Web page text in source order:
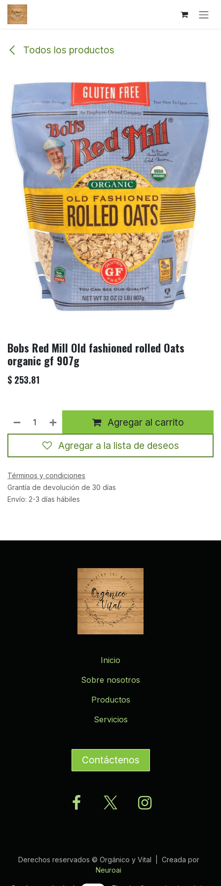
Ir al contenido
Todos los productos
Bobs Red Mill Old fashioned rolled Oats
organic gf 907g
$ 253.81
Agregar al carrito
Agregar a la lista de deseos
Términos y condiciones
Grantía de devolución de 30 días
Envío: 2-3 días hábiles
Inicio
Sobre nosotros
Productos
Servicios
Contáctenos
Derechos reservados © Orgánico y Vital | Creada por
Neuroai